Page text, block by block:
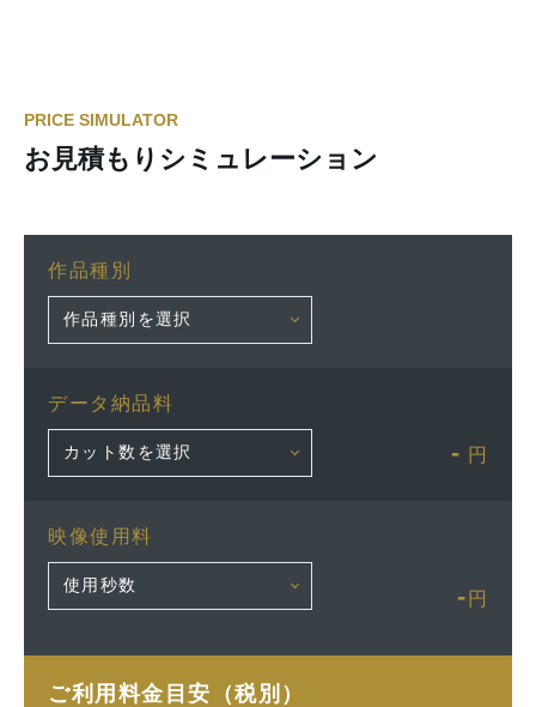
PRICE SIMULATOR
お見積もりシミュレーション
作品種別
データ納品料
- 円
映像使用料
- 円
ご利用料金目安（税別）